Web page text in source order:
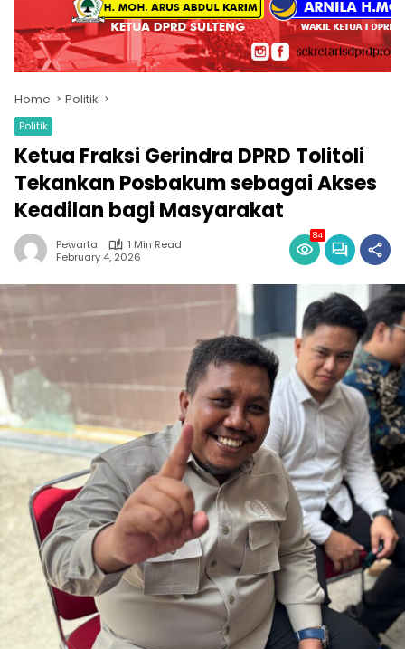
Home Politik
Politik
Ketua Fraksi Gerindra DPRD Tolitoli
Tekankan Posbakum sebagai Akses
Keadilan bagi Masyarakat
Pewarta
1 Min Read
February 4, 2026
84